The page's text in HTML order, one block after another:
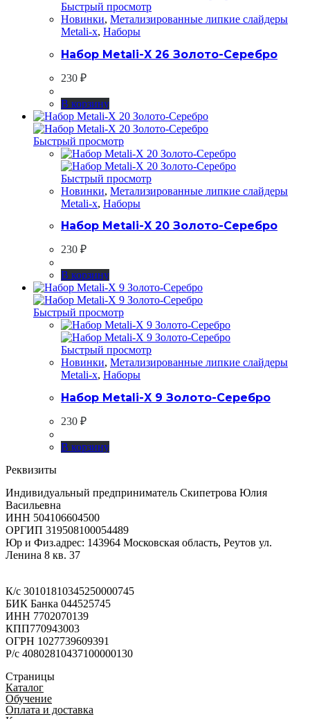
Быстрый просмотр
Новинки, Метализированные липкие слайдеры
Metali-x, Наборы
Набор Metali-X 26 Золото-Серебро
230 ₽
В корзину
Быстрый просмотр
Быстрый просмотр
Новинки, Метализированные липкие слайдеры
Metali-x, Наборы
Набор Metali-X 20 Золото-Серебро
230 ₽
В корзину
Быстрый просмотр
Быстрый просмотр
Новинки, Метализированные липкие слайдеры
Metali-x, Наборы
Набор Metali-X 9 Золото-Серебро
230 ₽
В корзину
Реквизиты
Индивидуальный предприниматель Скипетрова Юлия
Васильевна
ИНН 504106604500
ОРГИП 319508100054489
Юр и Физ.адрес: 143964 Московская область, Реутов ул.
Ленина 8 кв. 37
К/с 30101810345250000745
БИК Банка 044525745
ИНН 7702070139
КПП770943003
ОГРН 1027739609391
Р/с 40802810437100000130
Страницы
Каталог
Обучение
Оплата и доставка